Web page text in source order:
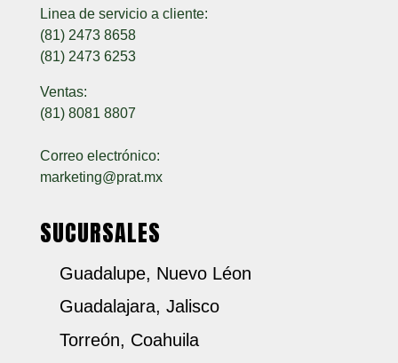
Linea de servicio a cliente:
(81) 2473 8658
(81) 2473 6253
Ventas:
(81) 8081 8807
Correo electrónico:
marketing@prat.mx
SUCURSALES
Guadalupe, Nuevo Léon
Guadalajara, Jalisco
Torreón, Coahuila